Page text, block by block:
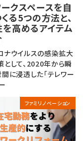
クスペースを自
る5つの方法と、
高めるアイテム
ナウイルスの感染拡大
として、2020年から瞬
に浸透した「テレワー
ファミリノベーション